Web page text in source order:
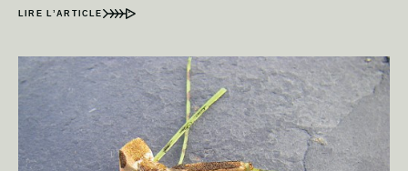
LIRE L’ARTICLE